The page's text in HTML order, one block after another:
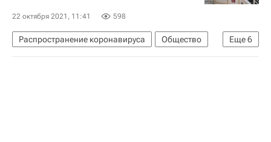
22 октября 2021, 11:41 598
Еще6
Распространение коронавируса
Общество
Вакцинация
Здоровье - Общество
Россия